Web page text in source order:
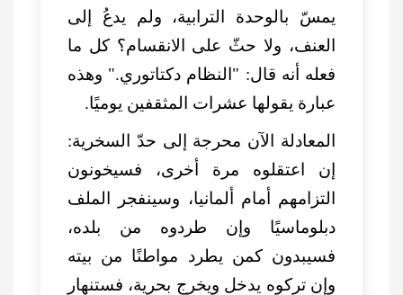
يمسّ بالوحدة الترابية، ولم يدعُ إلى
العنف، ولا حثّ على الانقسام؟ كل ما
فعله أنه قال: "النظام دكتاتوري." وهذه
عبارة يقولها عشرات المثقفين يوميًا.
المعادلة الآن محرجة إلى حدّ السخرية:
إن اعتقلوه مرة أخرى، فسيخونون
التزامهم أمام ألمانيا، وسينفجر الملف
دبلوماسيًا وإن طردوه من بلده،
فسيبدون كمن يطرد مواطنًا من بيته
وإن تركوه يدخل ويخرج بحرية، فستنهار